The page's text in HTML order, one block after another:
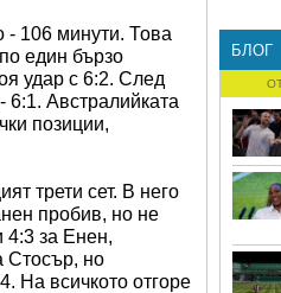
- 106 минути. Това
един бързо
удар с 6:2. След
6:1. Австралийката
позиции,
трети сет. В него
пробив, но не
4:3 за Енен,
Стосър, но
На всичкото отгоре
БЛОГ